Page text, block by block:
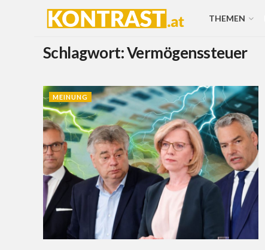
THEMEN
Schlagwort:Vermögenssteuer
MEINUNG